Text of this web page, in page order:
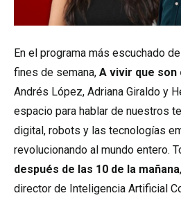
En el programa más escuchado
fines de semana, A vivir que son
Andrés López, Adriana Giraldo y
espacio para hablar de nuestros
digital, robots y las tecnologías
revolucionando al mundo entero.
después de las 10 de la mañana
director de Inteligencia Artificial